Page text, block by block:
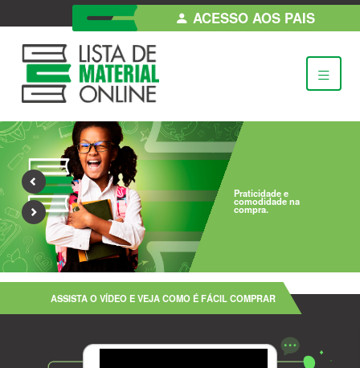
ACESSO AOS PAIS
Praticidade e
comodidade na
compra.
ASSISTA O VÍDEO E VEJA COMO É FÁCIL COMPRAR